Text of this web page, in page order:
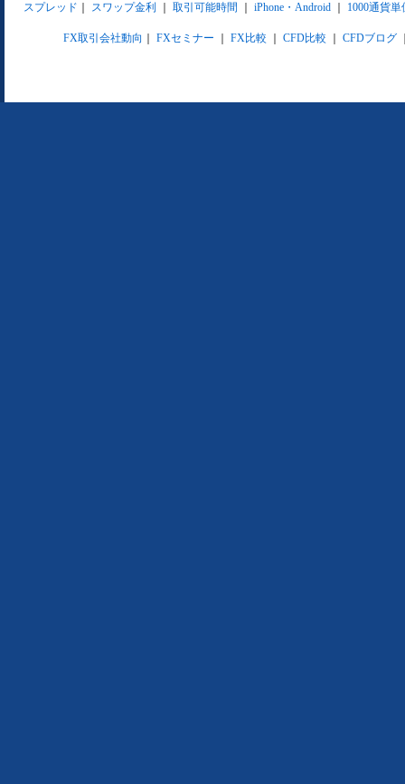
スプレッド
スワップ金利 取引可能時間 iPhone・Android 1000通貨単
FX取引会社動向 FXセミナー FX比較 CFD比較 CFDブログ